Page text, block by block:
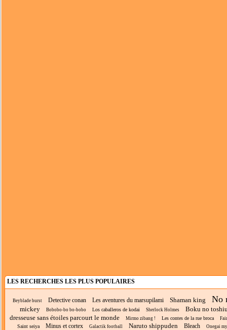
LES RECHERCHES LES PLUS POPULAIRES
Beyblade burst Detective conan Les aventures du marsupilami Shaman king No
mickey Bobobo-bo bo-bobo Los caballeros de kodai Sherlock Holmes
Boku no
dresseuse sans étoiles parcourt le monde
Mirmo zibang ! Les contes de la rue broca
Saint seiya Minus et cortex Galactik football Naruto shippuden Bleach Onegai